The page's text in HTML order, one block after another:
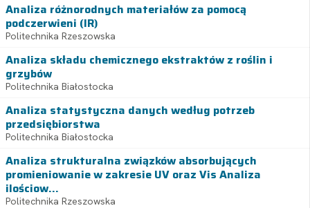
Analiza różnorodnych materiałów za pomocą
podczerwieni (IR)
Politechnika Rzeszowska
Analiza składu chemicznego ekstraktów z roślin i
grzybów
Politechnika Białostocka
Analiza statystyczna danych według potrzeb
przedsiębiorstwa
Politechnika Białostocka
Analiza strukturalna związków absorbujących
promieniowanie w zakresie UV oraz Vis Analiza
ilościow...
Politechnika Rzeszowska